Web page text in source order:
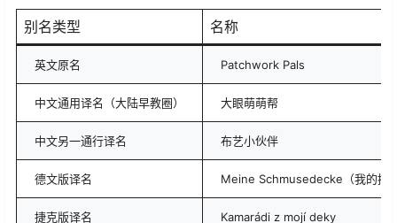
别名类型 名称
英文原名 Patchwork Pals
中文通用译名（大陆早教圈） 大眼萌萌帮
中文另一通行译名 布艺小伙伴
德文版译名 Meine Schmusedecke（我的拼
捷克版译名 Kamarádi z mojí deky